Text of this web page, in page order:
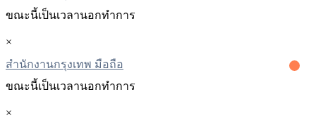
ขณะนี้เป็นเวลานอกทําการ
×
สำนักงานกรุงเทพ มือถือ
ขณะนี้เป็นเวลานอกทําการ
×